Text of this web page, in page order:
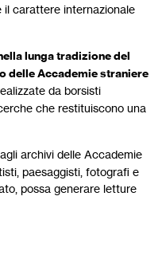
carattere internazionale
lunga tradizione del
delle Accademie straniere
da borsisti
che restituiscono una
archivi delle Accademie
paesaggisti, fotografi e
possa generare letture